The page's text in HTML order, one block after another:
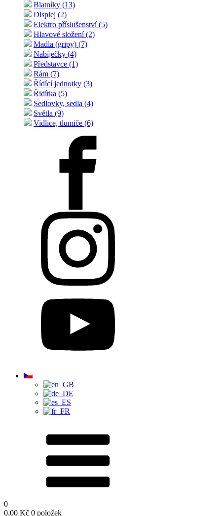
Blatníky (13)
Displej (2)
Elektro příslušenství (5)
Hlavové složení (2)
Madla (gripy) (7)
Nabíječky (4)
Představce (1)
Rám (7)
Řídící jednotky (3)
Řidítka (5)
Sedlovky, sedla (4)
Světla (9)
Vidlice, tlumiče (6)
0
0,00 Kč 0 položek